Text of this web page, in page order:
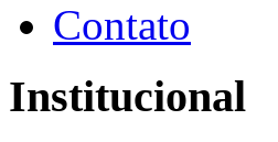
Contato
Institucional